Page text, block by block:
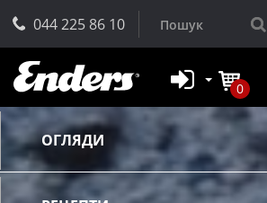
044 225 86 10
0
ОГЛЯДИ